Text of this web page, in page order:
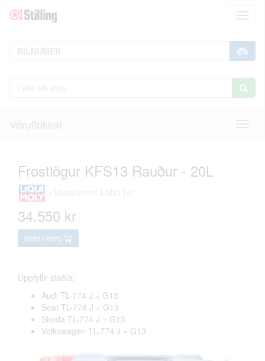
Vöruflokkar
Frostlögur KFS13 Rauður - 20L
-
34.550 kr
Setja í körfu
Uppfyllir staðla:
Audi TL-774 J = G13
Seat TL-774 J = G13
Skoda TL-774 J = G13
Volkswagen TL-774 J = G13